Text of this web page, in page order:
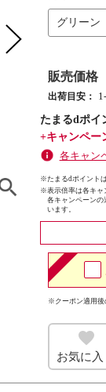
グリーン
販売価格
出荷目安：
たまるdポイ
+キャンペー
各キャン
※たまるdポイント
※表示倍率は各キャ
各キャンペーンの
います。
※クーポン適用後
お気に入